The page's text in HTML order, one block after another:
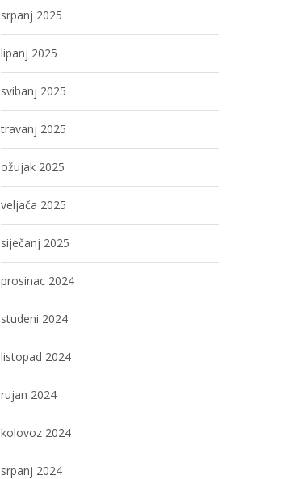
srpanj 2025
lipanj 2025
svibanj 2025
travanj 2025
ožujak 2025
veljača 2025
siječanj 2025
prosinac 2024
studeni 2024
listopad 2024
rujan 2024
kolovoz 2024
srpanj 2024